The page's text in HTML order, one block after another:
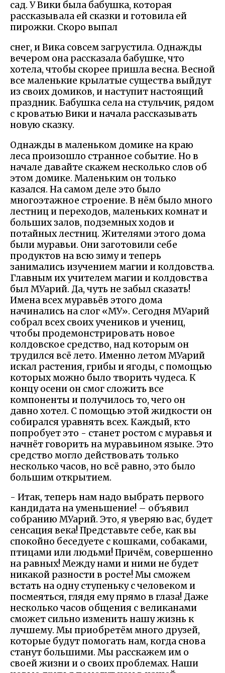
сад. У Вики была бабушка, которая
рассказывала ей сказки и готовила ей
пирожки. Скоро выпал
снег, и Вика совсем загрустила. Однажды
вечером она рассказала бабушке, что
хотела, чтобы скорее пришла весна. Весной
все маленькие крылатые существа выйдут
из своих домиков, и наступит настоящий
праздник. Бабушка села на стульчик, рядом
с кроватью Вики и начала рассказывать
новую сказку.
Однажды в маленьком домике на краю
леса произошло странное событие. Но в
начале давайте скажем несколько слов об
этом домике. Маленьким он только
казался. На самом деле это было
многоэтажное строение. В нём было много
лестниц и переходов, маленьких комнат и
больших залов, подземных ходов и
потайных лестниц. Жителями этого дома
были муравьи. Они заготовили себе
продуктов на всю зиму и теперь
занимались изучением магии и колдовства.
Главным их учителем магии и колдовства
был МУарий. Да, чуть не забыл сказать!
Имена всех муравьёв этого дома
начинались на слог «МУ». Сегодня МУарий
собрал всех своих учеников и учениц,
чтобы продемонстрировать новое
колдовское средство, над которым он
трудился всё лето. Именно летом МУарий
искал растения, грибы и ягоды, с помощью
которых можно было творить чудеса. К
концу осени он смог сложить все
компоненты и получилось то, чего он
давно хотел. С помощью этой жидкости он
собирался уравнять всех. Каждый, кто
попробует это - станет ростом с муравья и
начнёт говорить на муравьином языке. Это
средство могло действовать только
несколько часов, но всё равно, это было
большим открытием.
- Итак, теперь нам надо выбрать первого
кандидата на уменьшение! – объявил
собранию МУарий. Это, я уверяю вас, будет
сенсация века! Представьте себе, как вы
спокойно беседуете с кошками, собаками,
птицами или людьми! Причём, совершенно
на равных! Между нами и ними не будет
никакой разности в росте! Мы сможем
встать на одну ступеньку с человеком и
посмеяться, глядя ему прямо в глаза! Даже
несколько часов общения с великанами
сможет сильно изменить нашу жизнь к
лучшему. Мы приобретём много друзей,
которые будут помогать нам, когда снова
станут большими. Мы расскажем им о
своей жизни и о своих проблемах. Наши